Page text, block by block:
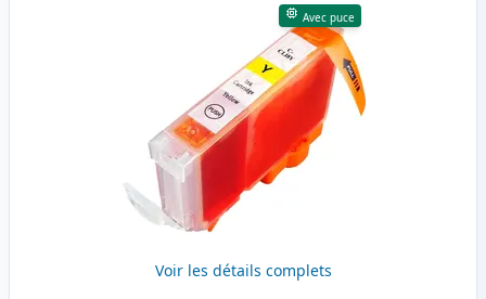
Avec puce
Voir les détails complets